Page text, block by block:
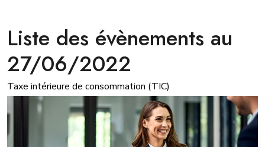
Liste des évènements au
27/06/2022
Taxe intérieure de consommation (TIC)